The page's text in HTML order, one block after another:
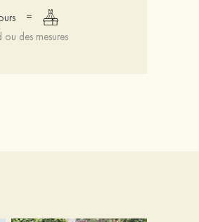
=
des mesures